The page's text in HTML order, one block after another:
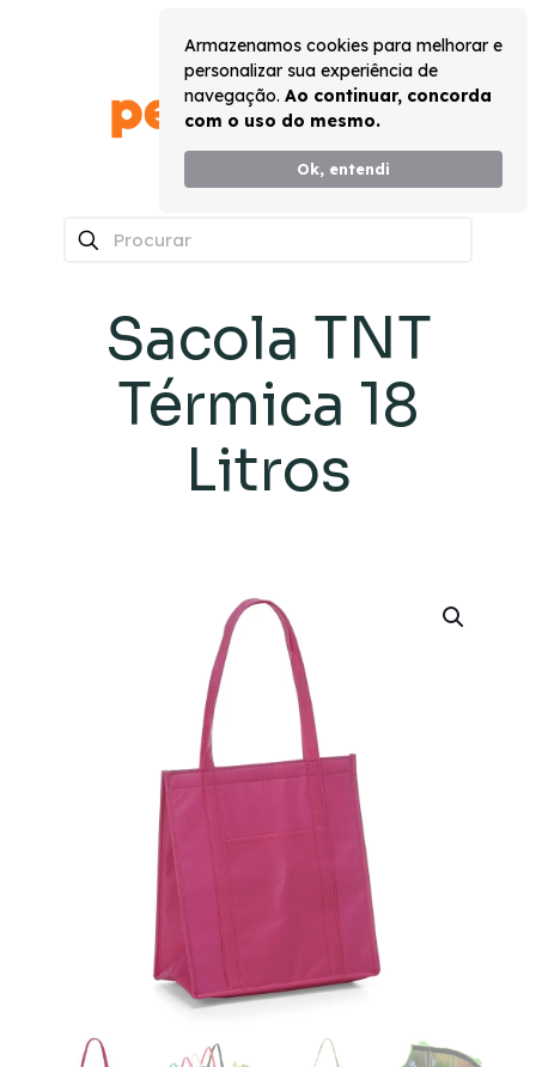
Armazenamos cookies para melhorar e
personalizar sua experiência de
navegação. Ao continuar, concorda
com o uso do mesmo.
Ok, entendi
Sacola TNT
Térmica 18
Litros